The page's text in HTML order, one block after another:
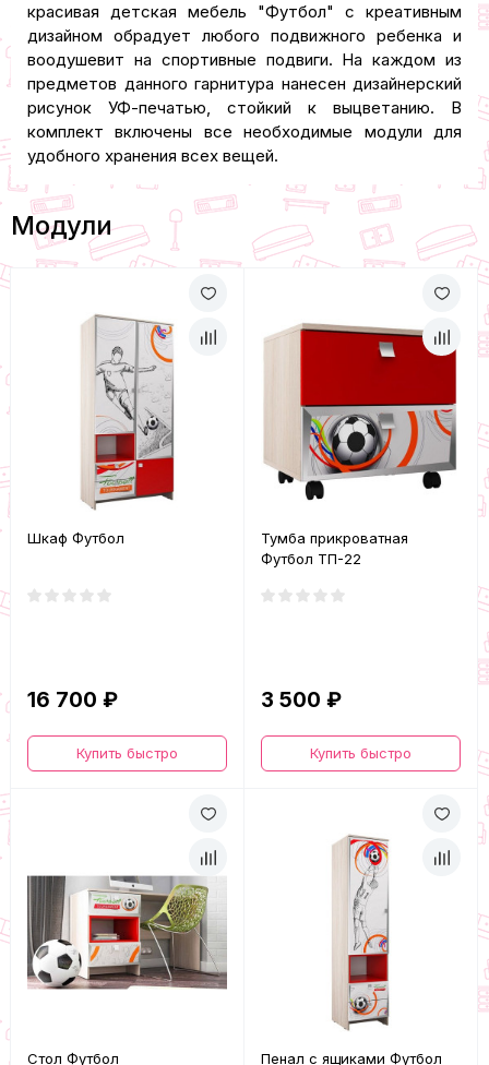
красивая детская мебель "Футбол" с креативным
дизайном обрадует любого подвижного ребенка и
воодушевит на спортивные подвиги. На каждом из
предметов данного гарнитура нанесен дизайнерский
рисунок УФ-печатью, стойкий к выцветанию. В
комплект включены все необходимые модули для
удобного хранения всех вещей.
Модули
Шкаф Футбол
16 700 ₽
Купить быстро
Тумба прикроватная
Футбол ТП-22
3 500 ₽
Купить быстро
Стол Футбол Пенал с ящиками Футбол